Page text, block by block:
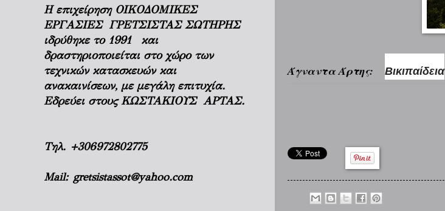
Άγναντα Άρτης: Βικιπαίδεια
Η επιχείρηση ΟΙΚΟΔΟΜΙΚΕΣ
ΕΡΓΑΣΙΕΣ ΓΡΕΤΣΙΣΤΑΣ ΣΩΤΗΡΗΣ
ιδρύθηκε το 1991 και
δραστηριοποιείται στο χώρο των
τεχνικών κατασκευών και
ανακαινίσεων, με μεγάλη επιτυχία.
Εδρεύει στους ΚΩΣΤΑΚΙΟΥΣ ΑΡΤΑΣ.
Τηλ. +306972802775
Mail: gretsistassot@yahoo.com